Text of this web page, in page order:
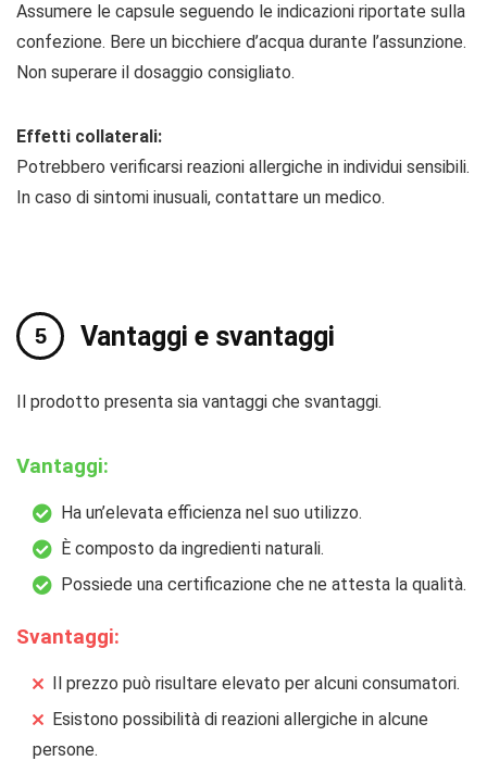
Assumere le capsule seguendo le indicazioni riportate sulla
confezione. Bere un bicchiere d’acqua durante l’assunzione.
Non superare il dosaggio consigliato.
Effetti collaterali:
Potrebbero verificarsi reazioni allergiche in individui sensibili.
In caso di sintomi inusuali, contattare un medico.
Vantaggi e svantaggi
Il prodotto presenta sia vantaggi che svantaggi.
Vantaggi:
Ha un’elevata efficienza nel suo utilizzo.
È composto da ingredienti naturali.
Possiede una certificazione che ne attesta la qualità.
Svantaggi:
Il prezzo può risultare elevato per alcuni consumatori.
Esistono possibilità di reazioni allergiche in alcune
persone.